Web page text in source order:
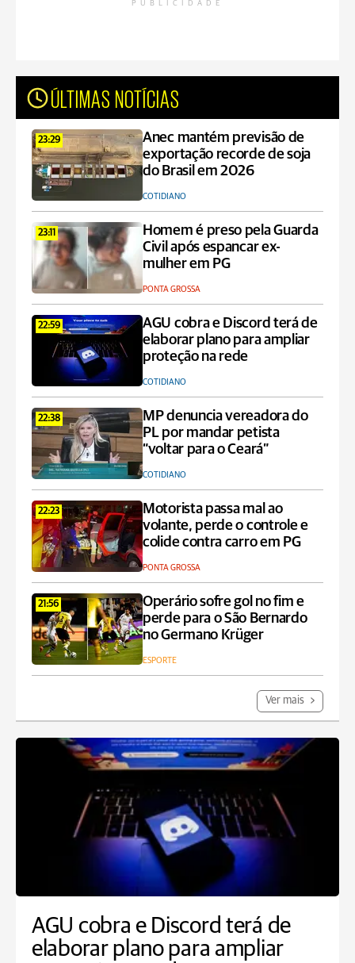
PUBLICIDADE
ÚLTIMAS NOTÍCIAS
23:29
Anec mantém previsão de
exportação recorde de soja
do Brasil em 2026
COTIDIANO
23:11
Homem é preso pela Guarda
Civil após espancar ex-
mulher em PG
PONTA GROSSA
22:59
AGU cobra e Discord terá de
elaborar plano para ampliar
proteção na rede
COTIDIANO
22:38
MP denuncia vereadora do
PL por mandar petista
“voltar para o Ceará”
COTIDIANO
22:23
Motorista passa mal ao
volante, perde o controle e
colide contra carro em PG
PONTA GROSSA
21:56
Operário sofre gol no fim e
perde para o São Bernardo
no Germano Krüger
ESPORTE
Ver mais
AGU cobra e Discord terá de
elaborar plano para ampliar